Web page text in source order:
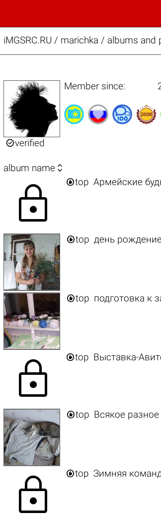
iMGSRC.RU / marichka / albums and
verified
Member since:
album name 
lock top Армейские
top день
top подготовка к
lock top Выставка-
top Всякое разное
lock top Зимняя